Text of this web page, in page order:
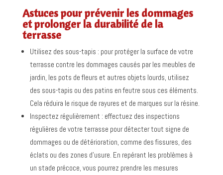
Astuces pour prévenir les dommages
et prolonger la durabilité de la
terrasse
Utilisez des sous-tapis : pour protéger la surface de votre
terrasse contre les dommages causés par les meubles de
jardin, les pots de fleurs et autres objets lourds, utilisez
des sous-tapis ou des patins en feutre sous ces éléments.
Cela réduira le risque de rayures et de marques sur la résine.
Inspectez régulièrement : effectuez des inspections
régulières de votre terrasse pour détecter tout signe de
dommages ou de détérioration, comme des fissures, des
éclats ou des zones d’usure. En repérant les problèmes à
un stade précoce, vous pourrez prendre les mesures